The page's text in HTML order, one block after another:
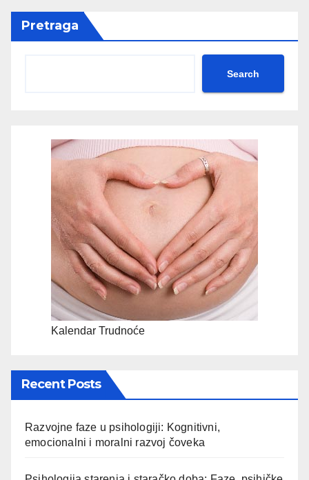
Pretraga
Search
Kalendar Trudnoće
Recent Posts
Razvojne faze u psihologiji: Kognitivni,
emocionalni i moralni razvoj čoveka